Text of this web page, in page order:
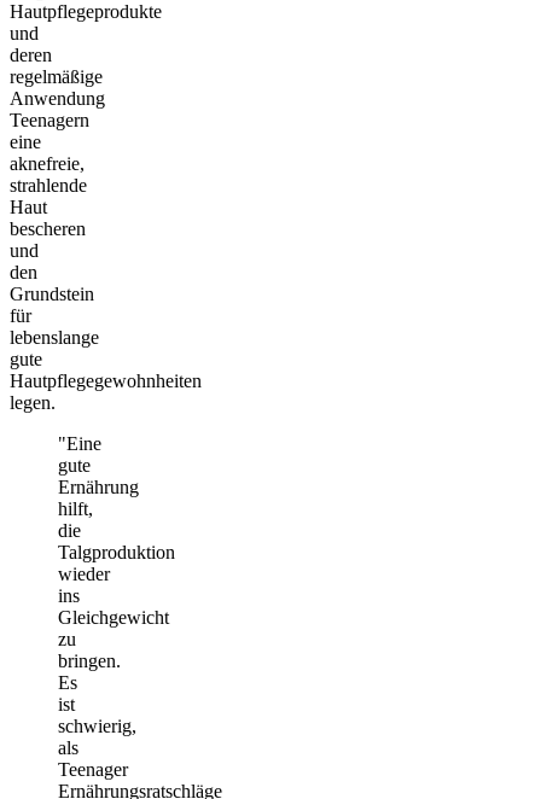
Hautpflegeprodukte
und
deren
regelmäßige
Anwendung
Teenagern
eine
aknefreie,
strahlende
Haut
bescheren
und
den
Grundstein
für
lebenslange
gute
Hautpflegegewohnheiten
legen.
"Eine
gute
Ernährung
hilft,
die
Talgproduktion
wieder
ins
Gleichgewicht
zu
bringen.
Es
ist
schwierig,
als
Teenager
Ernährungsratschläge